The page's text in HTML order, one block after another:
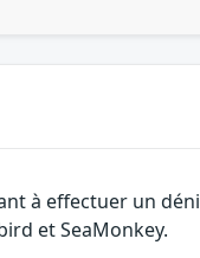
effectuer un
et SeaMonkey.